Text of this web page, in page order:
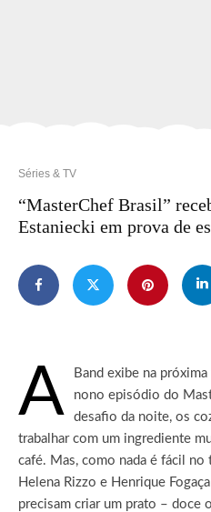
Séries & TV
“MasterChef Brasil”
Estaniecki em prova de
A
Band exibe na
nono episódio do
desafio da noite, os
trabalhar com um ingrediente
café. Mas, como nada é fácil no
Helena Rizzo e Henrique
precisam criar um prato – doce